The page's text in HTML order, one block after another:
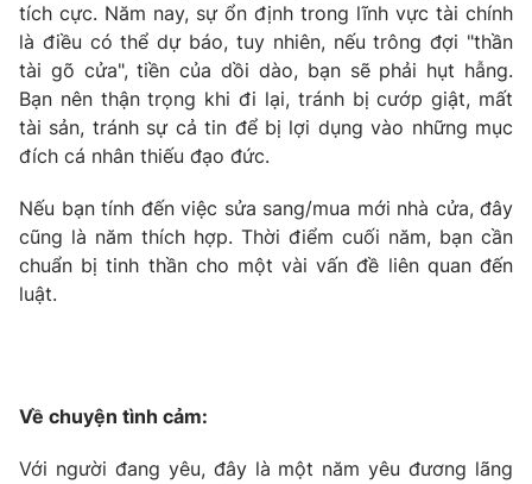
Tư vấn
Chuyên mục khác
Emagazine Podcast
Video Shorts video
tích cực. Năm nay, sự ổn định trong lĩnh vực tài chính
là điều có thể dự báo, tuy nhiên, nếu trông đợi "thần
tài gõ cửa", tiền của dồi dào, bạn sẽ phải hụt hẫng.
Bạn nên thận trọng khi đi lại, tránh bị cướp giật, mất
tài sản, tránh sự cả tin để bị lợi dụng vào những mục
đích cá nhân thiếu đạo đức.
Nếu bạn tính đến việc sửa sang/mua mới nhà cửa, đây
cũng là năm thích hợp. Thời điểm cuối năm, bạn cần
chuẩn bị tinh thần cho một vài vấn đề liên quan đến
luật.
Về chuyện tình cảm:
Với người đang yêu, đây là một năm yêu đương lãng